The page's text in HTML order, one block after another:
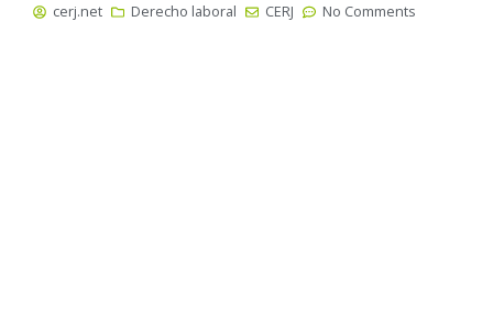
cerj.net Derecho laboral CERJ No Comments